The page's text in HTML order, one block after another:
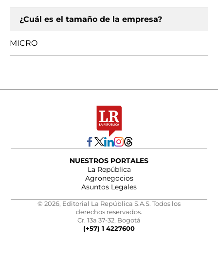
¿Cuál es el tamaño de la empresa?
MICRO
NUESTROS PORTALES
La República
Agronegocios
Asuntos Legales
© 2026, Editorial La República S.A.S. Todos los
derechos reservados.
Cr. 13a 37-32, Bogotá
(+57) 1 4227600